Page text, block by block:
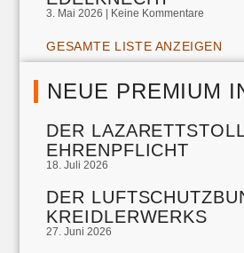
3. Mai 2026 Keine Kommentare
GESAMTE LISTE ANZEIGEN
NEUE PREMIUM
DER
EHRENPFLICHT
18. Juli 2026
DER
KREIDLERWERKS
27. Juni 2026